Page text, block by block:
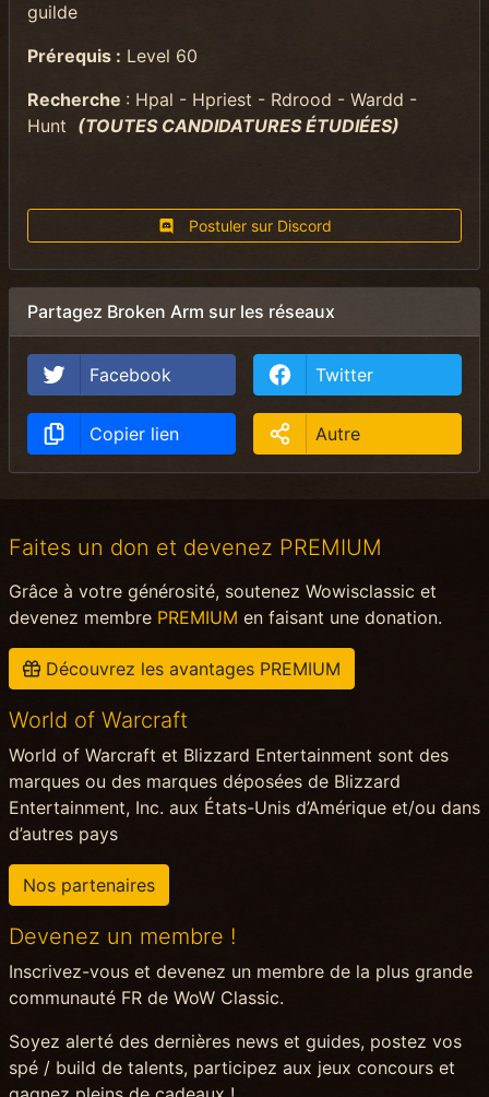
guilde
Prérequis : Level 60
Recherche : Hpal - Hpriest - Rdrood - Wardd -
Hunt (TOUTES CANDIDATURES ÉTUDIÉES)
Postuler sur Discord
Partagez Broken Arm sur les réseaux
Facebook Twitter
Copier lien Autre
Faites un don et devenez PREMIUM
Grâce à votre générosité, soutenez Wowisclassic et
devenez membre PREMIUM en faisant une donation.
Découvrez les avantages PREMIUM
World of Warcraft
World of Warcraft et Blizzard Entertainment sont des
marques ou des marques déposées de Blizzard
Entertainment, Inc. aux États-Unis d’Amérique et/ou dans
d’autres pays
Nos partenaires
Devenez un membre !
Inscrivez-vous et devenez un membre de la plus grande
communauté FR de WoW Classic.
Soyez alerté des dernières news et guides, postez vos
spé / build de talents, participez aux jeux concours et